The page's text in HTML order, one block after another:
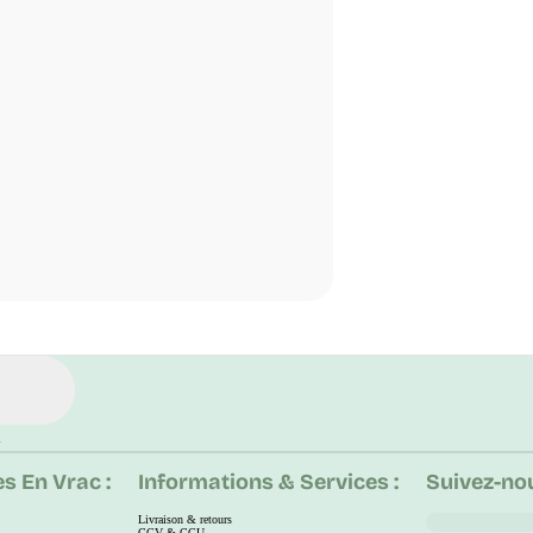
En Vrac : Informations & Services :
Livraison & retours
Suivez-